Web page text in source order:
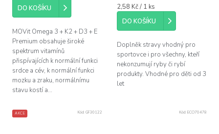
DO KOŠÍKU
MOVit Omega 3 + K2 + D3 + E
Premium obsahuje široké
spektrum vitamínů
přispívajících k normální funkci
srdce a cév, k normální funkci
mozku a zraku, normálnímu
stavu kostí a...
z
hvězdiček.
Měrná
cena:
2,58 Kč / 1 ks
DO KOŠÍKU
Doplněk stravy vhodný pro
sportovce i pro všechny, kteří
nekonzumují ryby či rybí
produkty. Vhodné pro děti od 3
let
AKCE Kód: GF30122 Kód: ECO70478